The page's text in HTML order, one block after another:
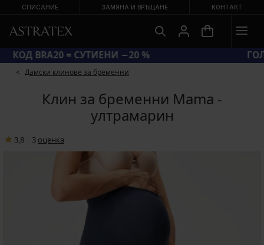
СПИСАНИЕ ЗАМЯНА И ВРЪЩАНЕ КОНТАКТ
КОД BRA20 = СУТИЕНИ −20 %
Дамски клинове за бременни
Клин за бременни Mama -
ултрамарин
3,8 3 oценка